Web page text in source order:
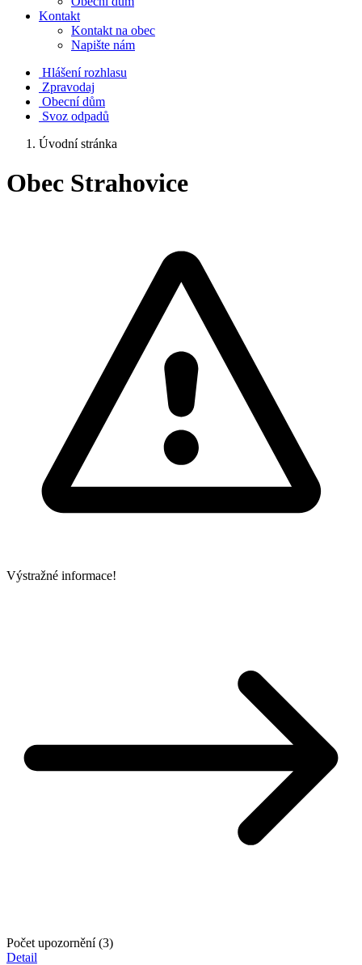
Kontakt
Kontakt na obec
Napište nám
Hlášení rozhlasu
Zpravodaj
Obecní dům
Svoz odpadů
Úvodní stránka
Obec Strahovice
Výstražné informace!
Počet upozornění (3)
Detail